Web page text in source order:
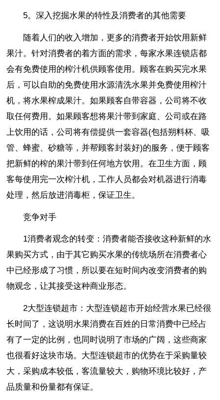
5。深入挖掘水果的特性及消费者的其他需要
随着人们的收入增加，更多的消费者开始饮用新鲜
果汁。针对消费者的着方面的需求，每家水果连锁店都
会有免费使用的榨汁机供顾客使用。顾客在购买完水果
后，可以自助的免费使用水源清洗水果并免费使用榨汁
机，将水果榨成果汁。如果顾客自带容器，公司将不收
取任何费用。如果顾客想将果汁带到家庭、公司或在路
上饮用的话，公司将有偿提供一套容器(包括朔料杯、吸
管、蜂蜜、砂糖等，并帮顾客封装好)的服务，便于顾客
把新鲜的榨的果汁带到任何地方饮用。在卫生方面，顾
客每使用完一次榨汁机，工作人员都会对机器进行消毒
处理，然后放进消毒柜，保证卫生。
竞争对手
1消费者观念的转变：消费者能否接收这种新鲜的水
果购买方式，由于其它购买水果的传统场所在消费者心
中已经形成了习惯，所以要在短时间内改变消费者的购
物观念，让其接受这种商业形态。
2大型连锁超市：大型连锁超市开始经营水果已经很
长时间了，这说明水果消费在百姓的日常消费中已经占
有了一定的比例，也同时说明了市场的广阔，这些商家
也很看好这块市场。大型连锁超市的优势在于采购量较
大，采购成本较低，客流量较大，购物环境比较好，产
品质量和份量都有保证。